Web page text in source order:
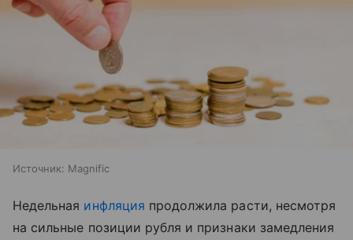
Источник: Magnific
Недельная инфляция продолжила расти, несмотря
на сильные позиции рубля и признаки замедления